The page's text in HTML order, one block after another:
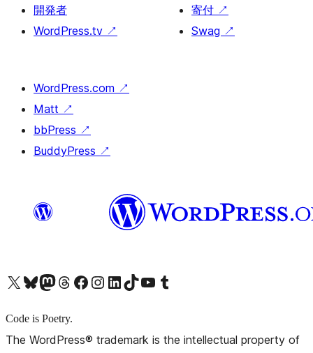
開発者
WordPress.tv ↗
寄付 ↗
Swag ↗
WordPress.com ↗
Matt ↗
bbPress ↗
BuddyPress ↗
X (旧 Twitter) アカウントへBluesky アカウントへMastodon アカウントへThreads アカウントへ Facebook ページへInstagram アカウントへ LinkedIn アカウントへTikTok アカウントへYouTube チャンネルへ Tumblr アカウントへ
Code is Poetry.
The WordPress® trademark is the intellectual property of